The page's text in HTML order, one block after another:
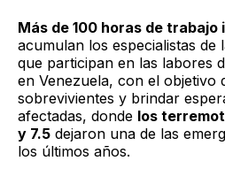
Más de 100 horas de
acumulan los especialistas de
que participan en las labores
en Venezuela, con el objetivo
sobrevivientes y brindar
afectadas, donde los
y 7.5 dejaron una de las
los últimos años.